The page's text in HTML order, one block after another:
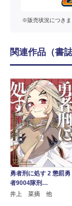
※販売状況につきま
関連作品（書誌
勇者刑に処す 2 懲罰勇
者9004隊刑…
井上 菜摘 他